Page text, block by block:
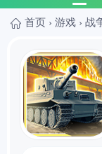
首页 › 游戏 › 战